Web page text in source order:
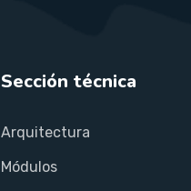
Sección técnica
Arquitectura
Módulos